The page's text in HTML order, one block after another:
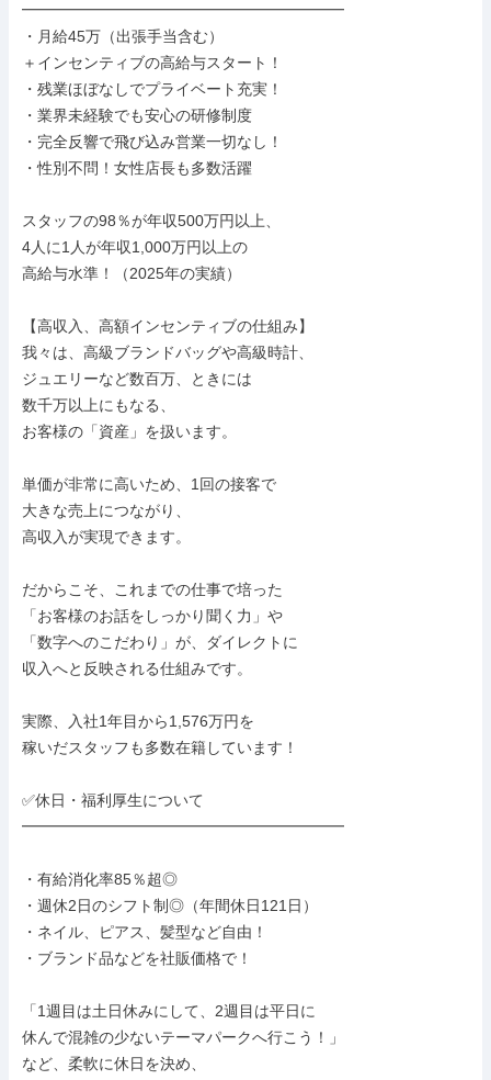
━━━━━━━━━━━━━━━━━━━━━
・月給45万（出張手当含む）
＋インセンティブの高給与スタート！
・残業ほぼなしでプライベート充実！
・業界未経験でも安心の研修制度
・完全反響で飛び込み営業一切なし！
・性別不問！女性店長も多数活躍
スタッフの98％が年収500万円以上、
4人に1人が年収1,000万円以上の
高給与水準！（2025年の実績）
【高収入、高額インセンティブの仕組み】
我々は、高級ブランドバッグや高級時計、
ジュエリーなど数百万、ときには
数千万以上にもなる、
お客様の「資産」を扱います。
単価が非常に高いため、1回の接客で
大きな売上につながり、
高収入が実現できます。
だからこそ、これまでの仕事で培った
「お客様のお話をしっかり聞く力」や
「数字へのこだわり」が、ダイレクトに
収入へと反映される仕組みです。
実際、入社1年目から1,576万円を
稼いだスタッフも多数在籍しています！
✅休日・福利厚生について
━━━━━━━━━━━━━━━━━━━━━
・有給消化率85％超◎
・週休2日のシフト制◎（年間休日121日）
・ネイル、ピアス、髪型など自由！
・ブランド品などを社販価格で！
「1週目は土日休みにして、2週目は平日に
休んで混雑の少ないテーマパークへ行こう！」
など、柔軟に休日を決め、